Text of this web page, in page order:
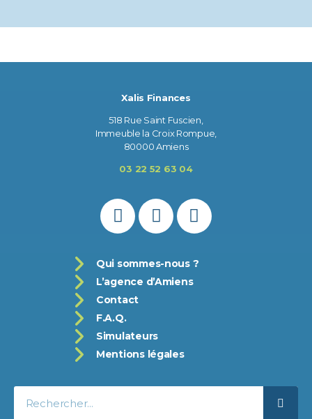
Xalis Finances
518 Rue Saint Fuscien,
Immeuble la Croix Rompue,
80000 Amiens
03 22 52 63 04
Qui sommes-nous ?
L’agence d’Amiens
Contact
F.A.Q.
Simulateurs
Mentions légales